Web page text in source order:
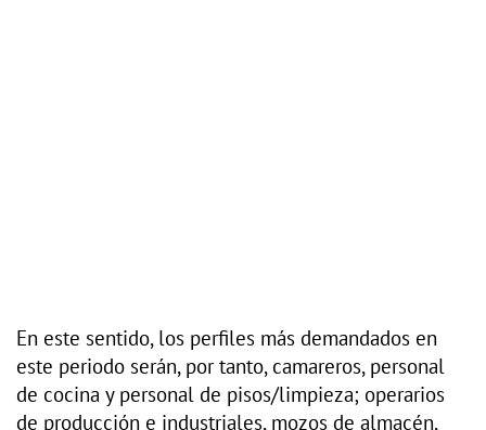
En este sentido, los perfiles más demandados en
este periodo serán, por tanto, camareros, personal
de cocina y personal de pisos/limpieza; operarios
de producción e industriales, mozos de almacén,